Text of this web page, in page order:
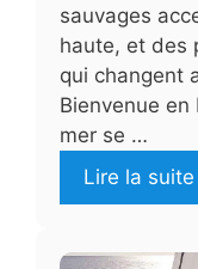
sauvages
haute, et des
qui changent
Bienvenue
mer se …
Lire la suite